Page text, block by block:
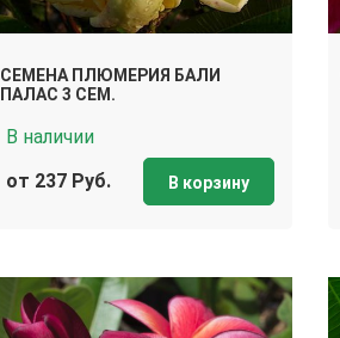
СЕМЕНА ПЛЮМЕРИЯ БАЛИ
ПАЛАС 3 СЕМ.
В наличии
от 237 Руб.
В корзину